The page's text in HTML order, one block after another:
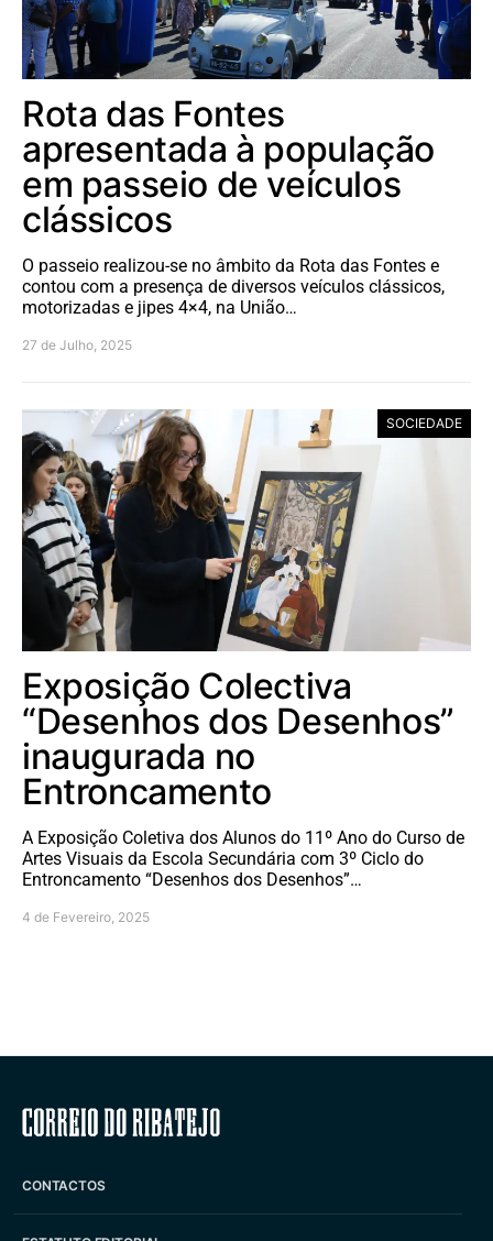
Rota das Fontes
apresentada à população
em passeio de veículos
clássicos
O passeio realizou-se no âmbito da Rota das Fontes e
contou com a presença de diversos veículos clássicos,
motorizadas e jipes 4×4, na União…
27 de Julho, 2025
SOCIEDADE
Exposição Colectiva
“Desenhos dos Desenhos”
inaugurada no
Entroncamento
A Exposição Coletiva dos Alunos do 11º Ano do Curso de
Artes Visuais da Escola Secundária com 3º Ciclo do
Entroncamento “Desenhos dos Desenhos”…
4 de Fevereiro, 2025
Correio do Ribatejo
CONTACTOS